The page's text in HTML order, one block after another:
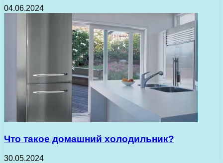
04.06.2024
Что такое домашний холодильник?
30.05.2024